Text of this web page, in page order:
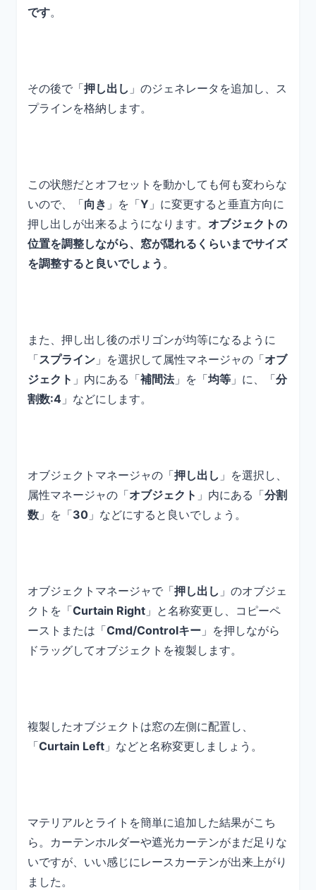
です。
その後で「押し出し 」のジェネレータを追加し、ス
プラインを格納します。
この状態だとオフセットを動かしても何も変わらな
いので、「向き 」を「Y 」に変更すると垂直方向に
押し出しが出来るようになります。 オブジェクトの
位置を調整しながら、窓が隠れるくらいまでサイズ
を調整すると良いでしょう 。
また、押し出し後のポリゴンが均等になるように
「スプライン 」を選択して属性マネージャの「オブ
ジェクト 」内にある「補間法」を「均等 」に、「分
割数:4 」などにします。
オブジェクトマネージャの「押し出し 」を選択し、
属性マネージャの「オブジェクト 」内にある「分割
数 」を「30 」などにすると良いでしょう。
オブジェクトマネージャで「押し出し 」のオブジェ
クトを「Curtain Right 」と名称変更し、コピーペ
ーストまたは「Cmd/Controlキー 」を押しながら
ドラッグしてオブジェクトを複製します。
複製したオブジェクトは窓の左側に配置し、
「Curtain Left 」などと名称変更しましょう。
マテリアルとライトを簡単に追加した結果がこち
ら。カーテンホルダーや遮光カーテンがまだ足りな
いですが、いい感じにレースカーテンが出来上がり
ました。